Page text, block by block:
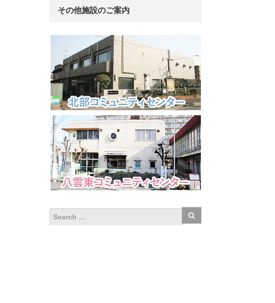
その他施設のご案内